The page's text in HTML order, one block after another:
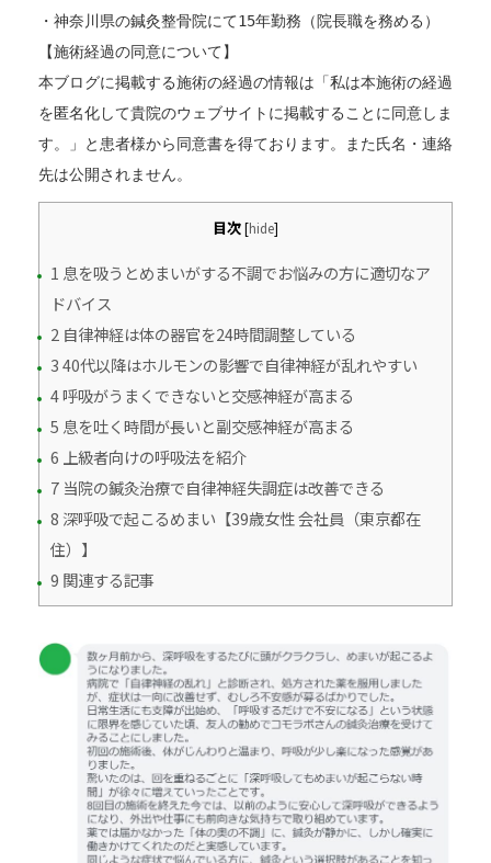
・神奈川県の鍼灸整骨院にて15年勤務（院長職を務める）
【施術経過の同意について】
本ブログに掲載する施術の経過の情報は「私は本施術の経過
を匿名化して貴院のウェブサイトに掲載することに同意しま
す。」と患者様から同意書を得ております。また氏名・連絡
先は公開されません。
目次[hide]
1 息を吸うとめまいがする不調でお悩みの方に適切なア
ドバイス
2 自律神経は体の器官を24時間調整している
3 40代以降はホルモンの影響で自律神経が乱れやすい
4 呼吸がうまくできないと交感神経が高まる
5 息を吐く時間が長いと副交感神経が高まる
6 上級者向けの呼吸法を紹介
7 当院の鍼灸治療で自律神経失調症は改善できる
8 深呼吸で起こるめまい【39歳女性 会社員（東京都在
住）】
9 関連する記事